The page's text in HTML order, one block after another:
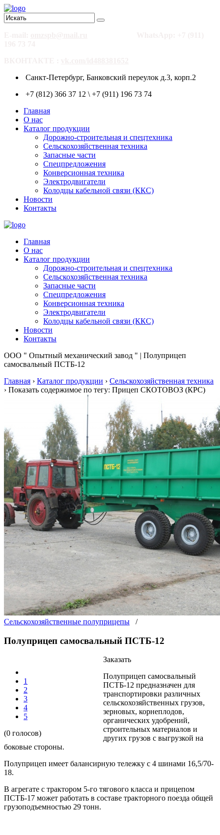
Санкт-Петербург, Банковский переулок д.3, корп.2
+7 (812) 366 37 12 \ +7 (911) 196 73 74
Главная
О нас
Каталог продукции
Дорожно-строительная и спецтехника
Сельскохозяйственная техника
Запасные части
Спецпредложения
Конверсионная техника
Электродвигатели
Колодцы кабельной связи (ККС)
Новости
Контакты
Главная
О нас
Каталог продукции
Дорожно-строительная и спецтехника
Сельскохозяйственная техника
Запасные части
Спецпредложения
Конверсионная техника
Электродвигатели
Колодцы кабельной связи (ККС)
Новости
Контакты
ООО " Опытный механический завод " | Полуприцеп
самосвальный ПСТБ-12
Главная › Каталог продукции › Сельскохозяйственная техника
› Показать содержимое по тегу: Прицеп СКОТОВОЗ (КРС)
Сельскохозяйственные полуприцепы /
Полуприцеп самосвальный ПСТБ-12
1
2
3
4
5
(0 голосов)
Заказать
Полуприцеп самосвальный
ПСТБ-12 предназначен для
транспортировки различных
сельскохозяйственных грузов,
зерновых, корнеплодов,
органических удобрений,
строительных материалов и
других грузов с выгрузкой на
боковые стороны.
Полуприцеп имеет балансирную тележку с 4 шинами 16,5/70-
18.
В агрегате с трактором 5-го тягового класса и прицепом
ПСТБ-17 может работать в составе тракторного поезда общей
грузоподъемностью 29 тонн.